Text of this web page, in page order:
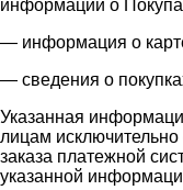
информации о
— информация о
— сведения о
Указанная
лицам
заказа платежной
указанной